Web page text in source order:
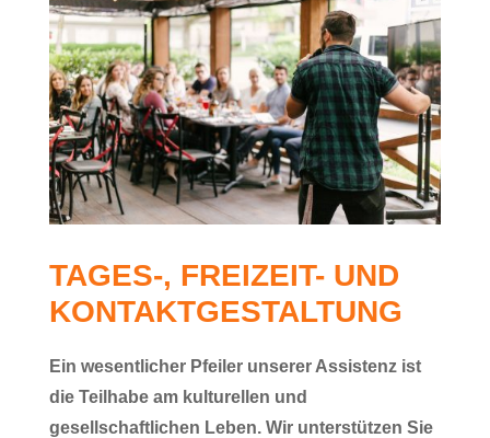
TAGES-, FREIZEIT- UND
KONTAKTGESTALTUNG
Ein wesentlicher Pfeiler unserer Assistenz ist
die Teilhabe am kulturellen und
gesellschaftlichen Leben. Wir unterstützen Sie